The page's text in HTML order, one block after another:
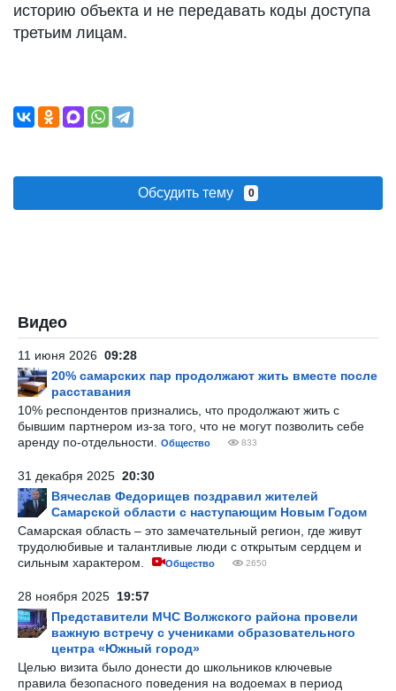
историю объекта и не передавать коды доступа
третьим лицам.
Обсудить тему 0
Видео
11 июня 2026 09:28
20% самарских пар продолжают жить вместе после
расставания
10% респондентов признались, что продолжают жить с
бывшим партнером из-за того, что не могут позволить себе
аренду по-отдельности.
Общество 833
31 декабря 2025 20:30
Вячеслав Федорищев поздравил жителей
Самарской области с наступающим Новым Годом
Самарская область – это замечательный регион, где живут
трудолюбивые и талантливые люди с открытым сердцем и
сильным характером.
Общество 2650
28 ноября 2025 19:57
Представители МЧС Волжского района провели
важную встречу с учениками образовательного
центра «Южный город»
Целью визита было донести до школьников ключевые
правила безопасного поведения на водоемах в период